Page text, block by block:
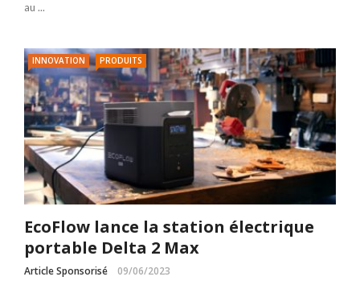
au ...
INNOVATION PRODUITS
EcoFlow lance la station électrique
portable Delta 2 Max
Article Sponsorisé 09/06/2023